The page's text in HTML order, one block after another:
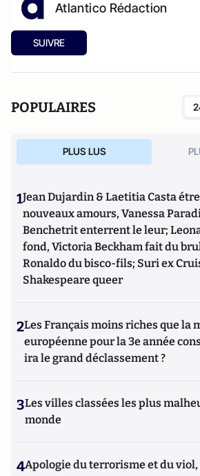
Atlantico Rédaction
SUIVRE
POPULAIRES
PLUS LUS
1Jean Dujardin & Laetitia Casta
nouveaux amours, Vanessa
Benchetrit enterrent le leur;
fond, Victoria Beckham fait du
Ronaldo du bisco-fils; Suri ex
Shakespeare queer
2Les Français moins riches que la
européenne pour la 3e année
ira le grand déclassement ?
3Les villes classées les plus
monde
4Apologie du terrorisme et du